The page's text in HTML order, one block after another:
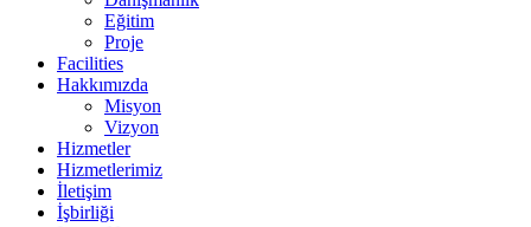
Eğitim
Proje
Facilities
Hakkımızda
Misyon
Vizyon
Hizmetler
Hizmetlerimiz
İletişim
İşbirliği